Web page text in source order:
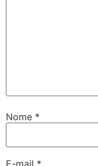
Nome *
E-mail *